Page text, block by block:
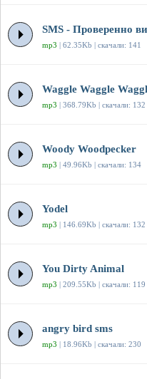
SMS - Проверенно
mp3 | 62.35Kb | скачали: 141
Waggle Waggle
mp3 | 368.79Kb | скачали: 132
Woody Woodpecker
mp3 | 49.96Kb | скачали: 134
Yodel
mp3 | 146.69Kb | скачали: 132
You Dirty Animal
mp3 | 209.55Kb | скачали: 119
angry bird sms
mp3 | 18.96Kb | скачали: 230